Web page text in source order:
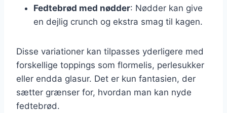
Fedtebrød med nødder: Nødder kan give
en dejlig crunch og ekstra smag til kagen.
Disse variationer kan tilpasses yderligere med
forskellige toppings som flormelis, perlesukker
eller endda glasur. Det er kun fantasien, der
sætter grænser for, hvordan man kan nyde
fedtebrød.